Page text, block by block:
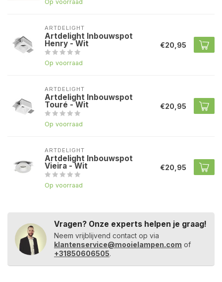
Op voorraad
ARTDELIGHT
Artdelight Inbouwspot
Henry - Wit
Op voorraad
€20,95
ARTDELIGHT
Artdelight Inbouwspot
Touré - Wit
Op voorraad
€20,95
ARTDELIGHT
Artdelight Inbouwspot
Vieira - Wit
Op voorraad
€20,95
Vragen? Onze experts helpen je graag!
Neem vrijblijvend contact op via
klantenservice@mooielampen.com of
+31850606505.